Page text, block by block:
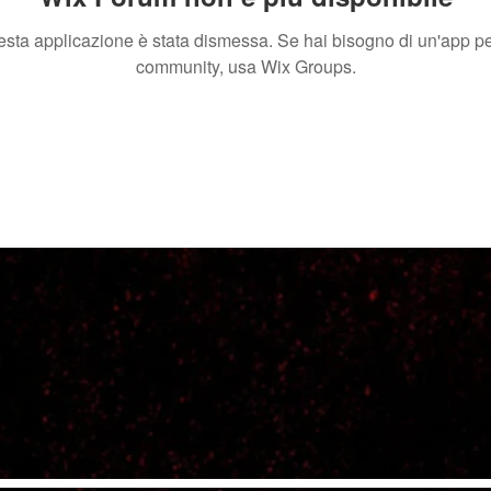
applicazione è stata dismessa. Se hai bisogno di un'app
community, usa Wix Groups.